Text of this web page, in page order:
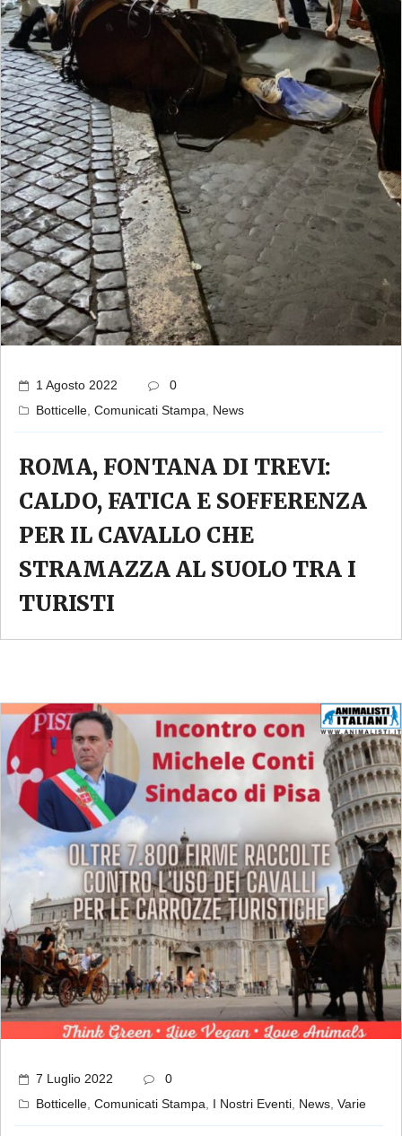
1 Agosto 2022
0
Botticelle Comunicati Stampa News
ROMA, FONTANA DI TREVI:
CALDO, FATICA E SOFFERENZA
PER IL CAVALLO CHE
STRAMAZZA AL SUOLO TRA I
TURISTI
7 Luglio 2022
0
Botticelle Comunicati Stampa I Nostri Eventi News Varie